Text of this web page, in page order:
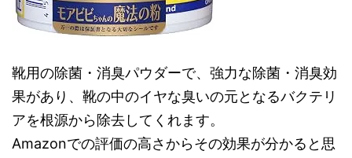
靴用の除菌・消臭パウダーで、強力な除菌・消臭効
果があり、靴の中のイヤな臭いの元となるバクテリ
アを根源から除去してくれます。
Amazonでの評価の高さからその効果が分かると思